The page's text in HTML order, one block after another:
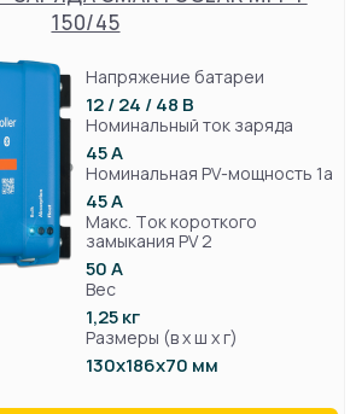
150/45
Напряжение батареи
12 / 24 / 48 В
Номинальный ток заряда
45 А
Номинальная PV-мощность 1a
45 А
Макс. Ток короткого
замыкания PV 2
50 А
Вес
1,25 кг
Размеры (в х ш х г)
130х186х70 мм